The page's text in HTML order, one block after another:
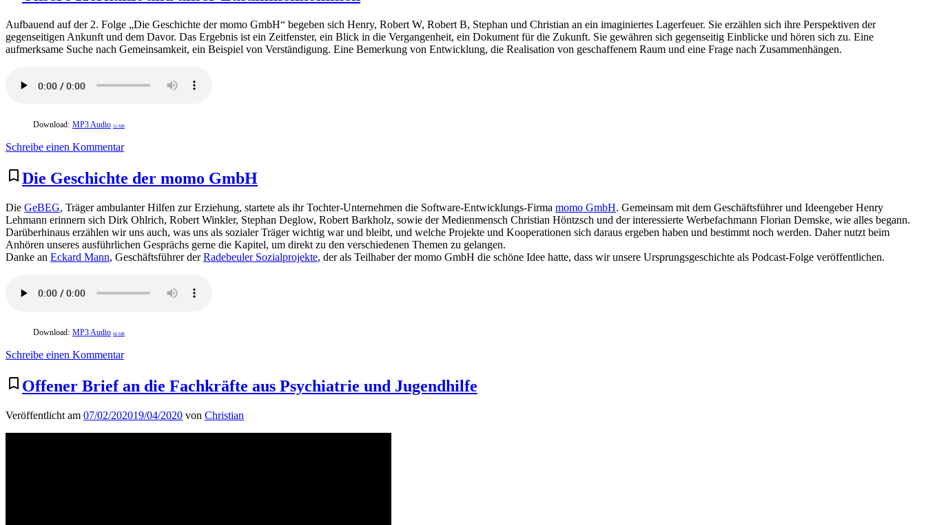
Aufbauend auf der 2. Folge „Die Geschichte der momo GmbH“ begeben sich Henry, Robert W, Robert B, Stephan und Christian an ein imaginiertes Lagerfeuer. Sie erzählen sich ihre Perspektiven der
gegenseitigen Ankunft und dem Davor. Das Ergebnis ist ein Zeitfenster, ein Blick in die Vergangenheit, ein Dokument für die Zukunft. Sie gewähren sich gegenseitig Einblicke und hören sich zu. Eine
aufmerksame Suche nach Gemeinsamkeit, ein Beispiel von Verständigung. Eine Bemerkung von Entwicklung, die Realisation von geschaffenem Raum und eine Frage nach Zusammenhängen.
Download: MP3 Audio 52 MB
Schreibe einen Kommentarzu
Herkunft
und
Zusammenkommen
bookmark_border Die Geschichte der momo GmbH
Die GeBEG, Träger ambulanter Hilfen zur Erziehung, startete als ihr Tochter-Unternehmen die Software-Entwicklungs-Firma momo GmbH. Gemeinsam mit dem Geschäftsführer und Ideengeber Henry
Lehmann erinnern sich Dirk Ohlrich, Robert Winkler, Stephan Deglow, Robert Barkholz, sowie der Medienmensch Christian Höntzsch und der interessierte Werbefachmann Florian Demske, wie alles begann.
Darüberhinaus erzählen wir uns auch, was uns als sozialer Träger wichtig war und bleibt, und welche Projekte und Kooperationen sich daraus ergeben haben und bestimmt noch werden. Daher nutzt beim
Anhören unseres ausführlichen Gesprächs gerne die Kapitel, um direkt zu den verschiedenen Themen zu gelangen.
Danke an Eckard Mann, Geschäftsführer derRadebeuler Sozialprojekte, der als Teilhaber der momo GmbH die schöne Idee hatte, dass wir unsere Ursprungsgeschichte als Podcast-Folge veröffentlichen.
Download: MP3 Audio 68 MB
Schreibe einen Kommentarzu
Geschichte
der
GmbH
bookmark_border Offener Brief an die Fachkräfte aus Psychiatrie und Jugendhilfe
Veröffentlicht am 07/02/202019/04/2020 von Christian